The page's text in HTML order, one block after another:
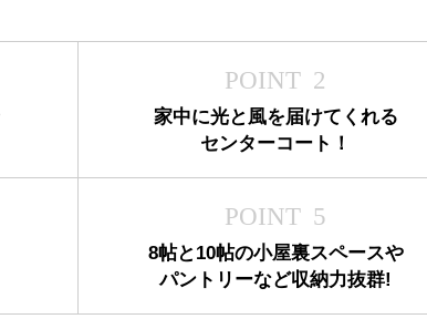
POINT 2
家中に光と風を届けてくれる
センターコート！
POINT 5
8帖と10帖の小屋裏スペースや
パントリーなど収納力抜群!